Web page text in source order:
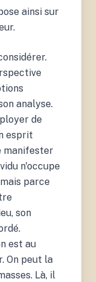
ainsi sur
analyse.
de
esprit
manifester
n'occupe
parce
son
est au
On peut la
Là, il